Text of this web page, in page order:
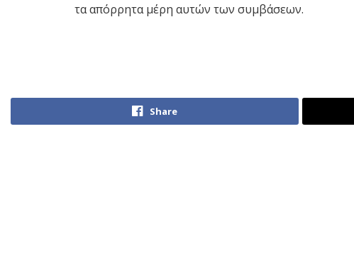
τα απόρρητα μέρη αυτών των συμβάσεων.
Share